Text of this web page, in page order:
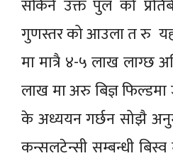
सकिने उक्त पुल को
गुणस्तर को आउला त रु
मा मात्रै ४-५ लाख लाग्छ
लाख मा अरु बिज्ञ
के अध्ययन गर्छन सोझै
कन्सलटेन्सी सम्बन्धी